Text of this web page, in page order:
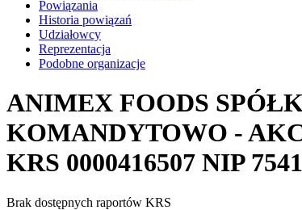
Powiązania
Historia powiązań
Udziałowcy
Reprezentacja
Podobne organizacje
ANIMEX FOODS
KOMANDYTOWO -
KRS 0000416507 NIP
Brak dostępnych raportów KRS